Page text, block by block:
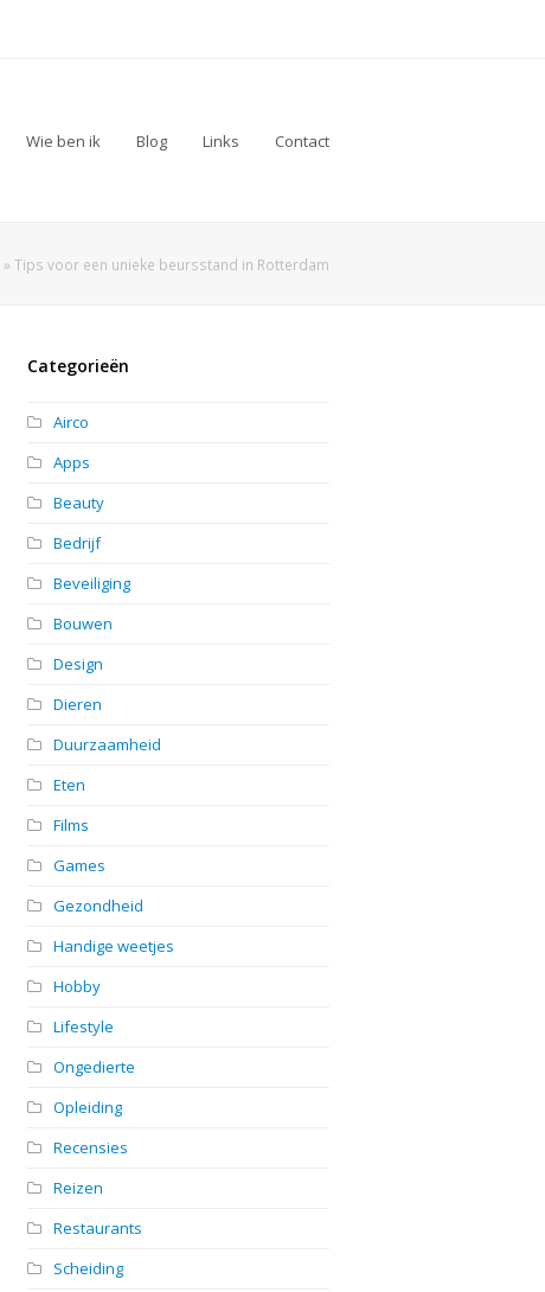
Wie ben ik Blog Links Contact
» Tips voor een unieke beursstand in Rotterdam
Categorieën
Airco
Apps
Beauty
Bedrijf
Beveiliging
Bouwen
Design
Dieren
Duurzaamheid
Eten
Films
Games
Gezondheid
Handige weetjes
Hobby
Lifestyle
Ongedierte
Opleiding
Recensies
Reizen
Restaurants
Scheiding